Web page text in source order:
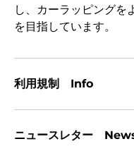
し、カーラッピングを
を目指しています。
利用規制 Info
ニュースレター